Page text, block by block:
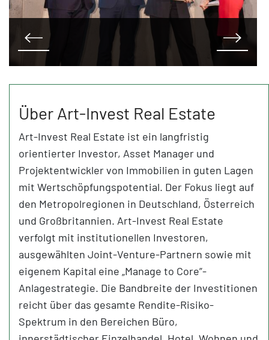
Über Art-Invest Real Estate
Art-Invest Real Estate ist ein langfristig
orientierter Investor, Asset Manager und
Projektentwickler von Immobilien in guten Lagen
mit Wertschöpfungspotential. Der Fokus liegt auf
den Metropolregionen in Deutschland, Österreich
und Großbritannien. Art-Invest Real Estate
verfolgt mit institutionellen Investoren,
ausgewählten Joint-Venture-Partnern sowie mit
eigenem Kapital eine „Manage to Core”-
Anlagestrategie. Die Bandbreite der Investitionen
reicht über das gesamte Rendite-Risiko-
Spektrum in den Bereichen Büro,